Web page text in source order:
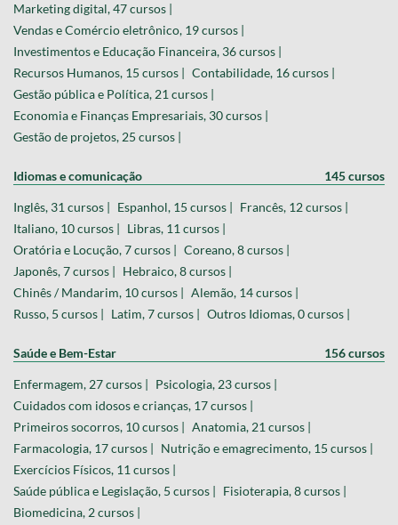
Marketing digital, 47 cursos |
Vendas e Comércio eletrônico, 19 cursos |
Investimentos e Educação Financeira, 36 cursos |
Recursos Humanos, 15 cursos | Contabilidade, 16 cursos |
Gestão pública e Política, 21 cursos |
Economia e Finanças Empresariais, 30 cursos |
Gestão de projetos, 25 cursos |
Idiomas e comunicação 145 cursos
Inglês, 31 cursos | Espanhol, 15 cursos | Francês, 12 cursos |
Italiano, 10 cursos | Libras, 11 cursos |
Oratória e Locução, 7 cursos | Coreano, 8 cursos |
Japonês, 7 cursos | Hebraico, 8 cursos |
Chinês / Mandarim, 10 cursos | Alemão, 14 cursos |
Russo, 5 cursos | Latim, 7 cursos | Outros Idiomas, 0 cursos |
Saúde e Bem-Estar 156 cursos
Enfermagem, 27 cursos | Psicologia, 23 cursos |
Cuidados com idosos e crianças, 17 cursos |
Primeiros socorros, 10 cursos | Anatomia, 21 cursos |
Farmacologia, 17 cursos | Nutrição e emagrecimento, 15 cursos |
Exercícios Físicos, 11 cursos |
Saúde pública e Legislação, 5 cursos | Fisioterapia, 8 cursos |
Biomedicina, 2 cursos |